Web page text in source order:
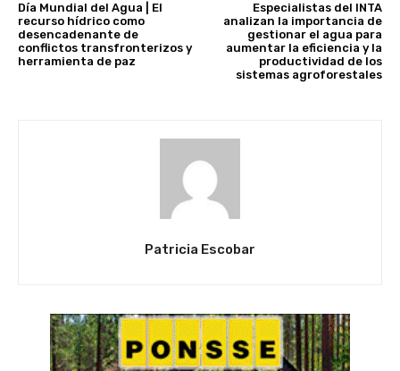
Día Mundial del Agua | El
recurso hídrico como
desencadenante de
conflictos transfronterizos y
herramienta de paz
Especialistas del INTA
analizan la importancia de
gestionar el agua para
aumentar la eficiencia y la
productividad de los
sistemas agroforestales
Patricia Escobar